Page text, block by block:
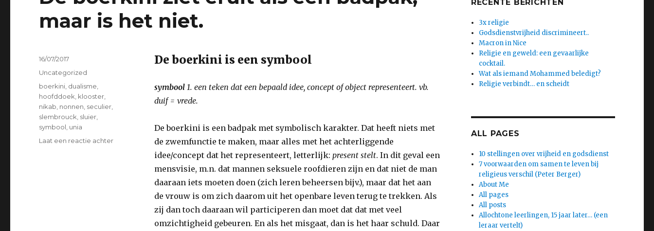
maar is het niet.
De boerkini is een symbool
symbool1. een teken dat een bepaald idee, concept of object representeert. vb.
duif = vrede.
De boerkini is een badpak met symbolisch karakter. Dat heeft niets met
de zwemfunctie te maken, maar alles met het achterliggende
idee/concept dat het representeert, letterlijk: present stelt. In dit geval een
mensvisie, m.n. dat mannen seksuele roofdieren zijn en dat niet de man
daaraan iets moeten doen (zich leren beheersen bijv.), maar dat het aan
de vrouw is om zich daarom uit het openbare leven terug te trekken. Als
zij dan toch daaraan wil participeren dan moet dat dat met veel
omzichtigheid gebeuren. En als het misgaat, dan is het haar schuld. Daar
Geplaatst
16/07/2017
Categorieën
Uncategorized
Tags
boerkini dualisme
hoofddoek klooster
nikab nonnen seculier
slembrouck sluier
symbool unia
Laat een reactie achterop
RECENTE BERICHTEN
3x religie
Godsdienstvrijheid discrimineert..
Macron in Nice
Religie en geweld: een gevaarlijke
cocktail.
Wat als iemand Mohammed beledigt?
Religie verbindt… en scheidt
ALL PAGES
10 stellingen over vrijheid en godsdienst
7 voorwaarden om samen te leven bij
religieus verschil (Peter Berger)
About Me
All pages
All posts
Allochtone leerlingen, 15 jaar later… (een
leraar vertelt)